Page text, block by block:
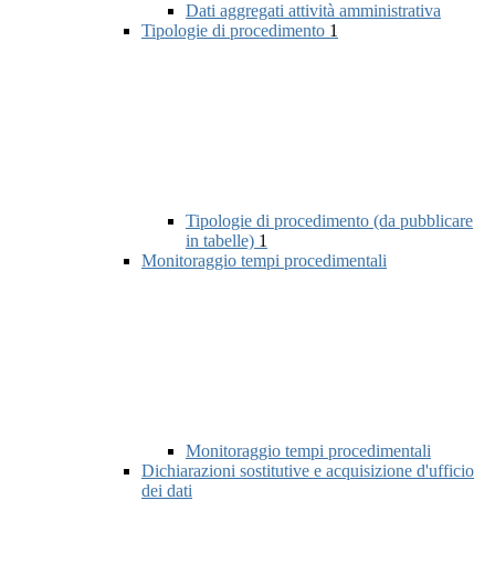
Dati aggregati attività amministrativa
Tipologie di procedimento 1
Tipologie di procedimento (da pubblicare
in tabelle) 1
Monitoraggio tempi procedimentali
Monitoraggio tempi procedimentali
Dichiarazioni sostitutive e acquisizione d'ufficio
dei dati